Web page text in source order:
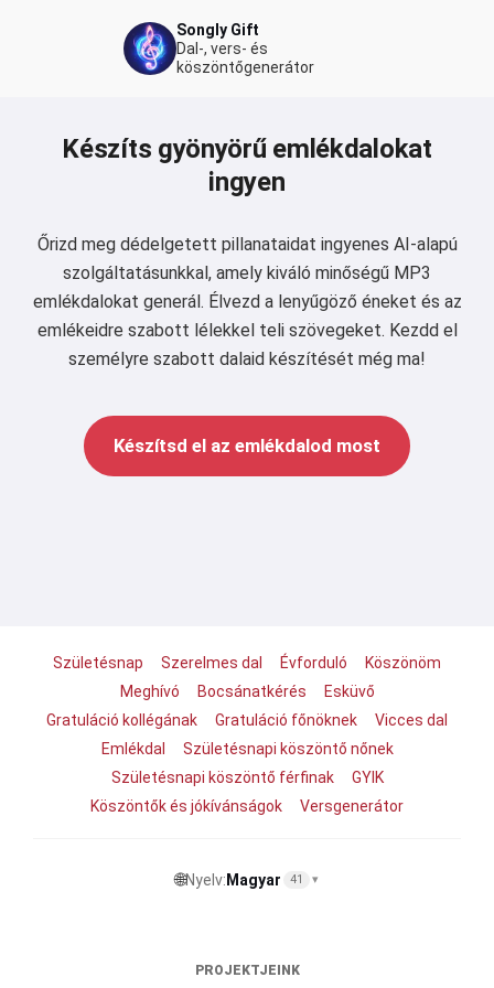
Songly Gift
Dal-, vers- és
köszöntőgenerátor
Készíts gyönyörű emlékdalokat
ingyen
Őrizd meg dédelgetett pillanataidat ingyenes AI-alapú
szolgáltatásunkkal, amely kiváló minőségű MP3
emlékdalokat generál. Élvezd a lenyűgöző éneket és az
emlékeidre szabott lélekkel teli szövegeket. Kezdd el
személyre szabott dalaid készítését még ma!
Készítsd el az emlékdalod most
Születésnap Szerelmes dal Évforduló
Köszönöm
Meghívó
Bocsánatkérés
Esküvő
Gratuláció kollégának
Gratuláció főnöknek
Vicces dal
Emlékdal
Születésnapi köszöntő nőnek
Születésnapi köszöntő férfinak
GYIK
Köszöntők és jókívánságok
Versgenerátor
🌐Nyelv: Magyar 41 ▾
PROJEKTJEINK